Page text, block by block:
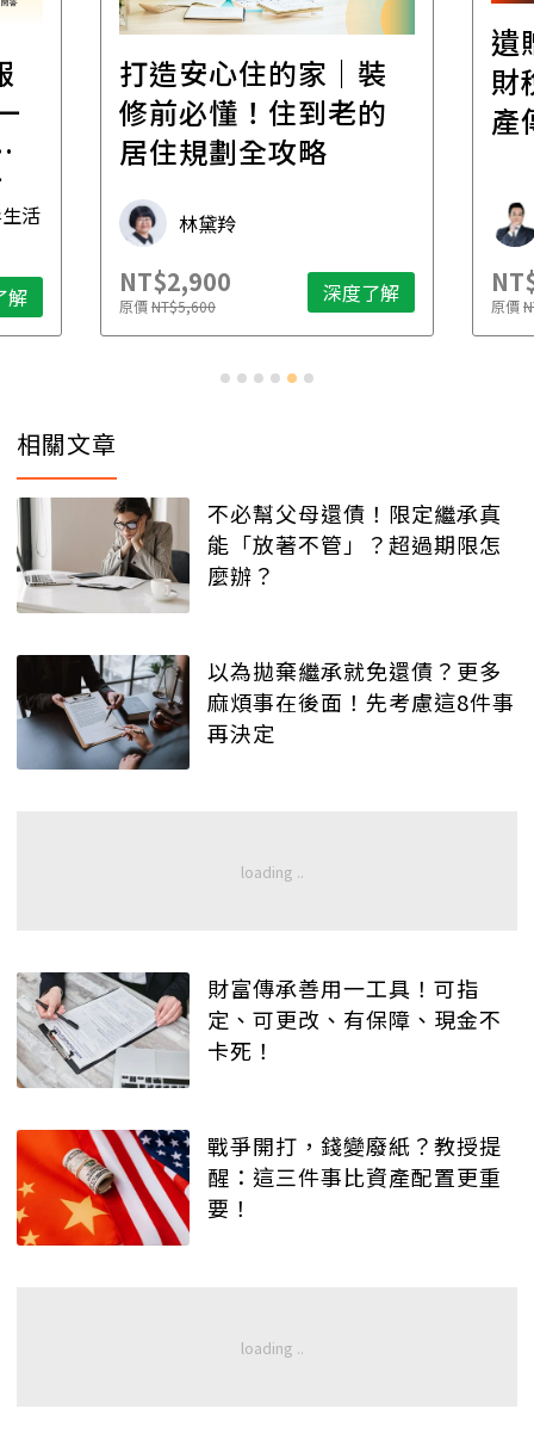
活
解
打造安心住的家｜裝
修前必懂！住到老的
居住規劃全攻略
林黛羚
NT$2,900
原價NT$5,600 深度了解
遺
財
產
原價
相關文章
不必幫父母還債！限定繼承真
能「放著不管」？超過期限怎
麼辦？
以為拋棄繼承就免還債？更多
麻煩事在後面！先考慮這8件事
再決定
財富傳承善用一工具！可指
定、可更改、有保障、現金不
卡死！
戰爭開打，錢變廢紙？教授提
醒：這三件事比資產配置更重
要！